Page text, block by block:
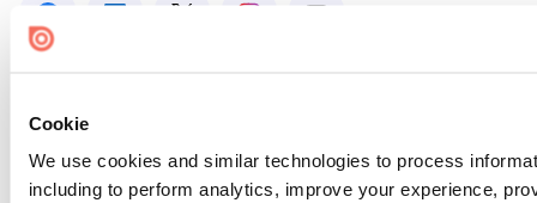
Cookie
We use cookies and similar technologies to process
including to perform analytics, improve your experience,